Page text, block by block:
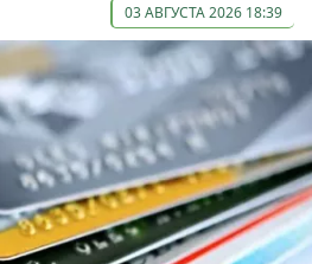
03 АВГУСТА 2026 18:39